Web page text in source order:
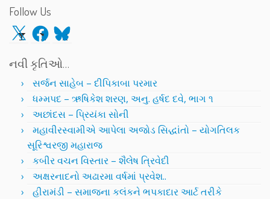
Follow Us
X Facebook
Bluesky
નવી કૃતિઓ…
સર્જન સાહેબ – દીપિકાબા પરમાર
ધમ્મપદ – ઋષિકેશ શરણ, અનુ. હર્ષદ દવે, ભાગ ૧
અછાંદસ – પ્રિયંકા સોની
મહાવીરસ્વામીએ આપેલા અજોડ સિદ્ધાંતો – યોગતિલક
સૂરિશ્વરજી મહારાજ
કબીર વચન વિસ્તાર – શૈલેષ ત્રિવેદી
અક્ષરનાદનો અઢારમા વર્ષમાં પ્રવેશ..
હીરામંડી – સમાજના કલંકને ભપકાદાર આર્ટ તરીકે